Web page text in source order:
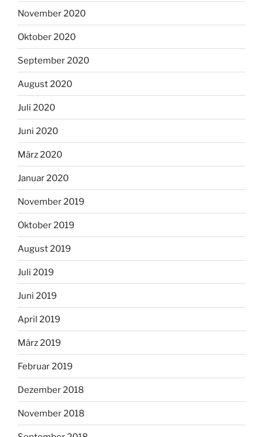
November 2020
Oktober 2020
September 2020
August 2020
Juli 2020
Juni 2020
März 2020
Januar 2020
November 2019
Oktober 2019
August 2019
Juli 2019
Juni 2019
April 2019
März 2019
Februar 2019
Dezember 2018
November 2018